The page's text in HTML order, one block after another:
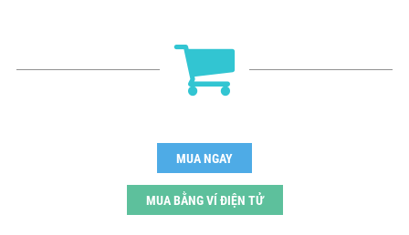
MUA NGAY
MUA BẰNG VÍ ĐIỆN TỬ